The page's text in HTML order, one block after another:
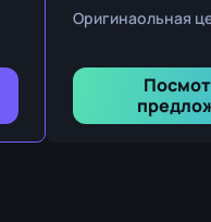
Оригинаольная